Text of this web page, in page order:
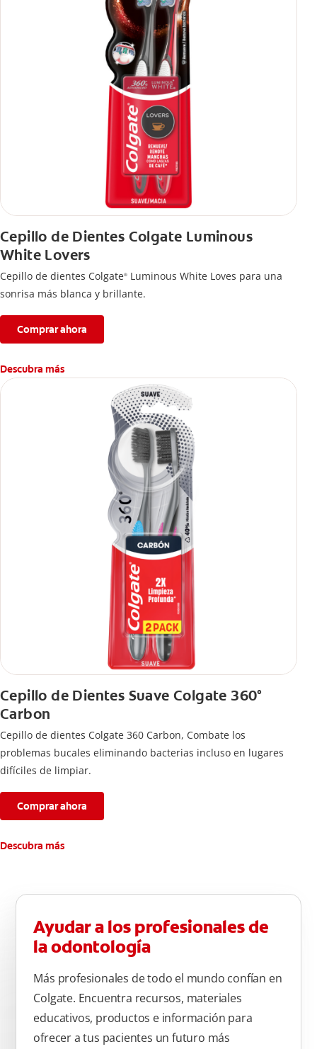
Cepillo de Dientes Colgate Luminous
White Lovers
Cepillo de dientes Colgate® Luminous White Loves para una
sonrisa más blanca y brillante.
Comprar ahora
Descubra más
Cepillo de Dientes Suave Colgate 360°
Carbon
Cepillo de dientes Colgate 360 ​​Carbon, Combate los
problemas bucales eliminando bacterias incluso en lugares
difíciles de limpiar.
Comprar ahora
Descubra más
Ayudar a los profesionales de
la odontología
Más profesionales de todo el mundo confían en
Colgate. Encuentra recursos, materiales
educativos, productos e información para
ofrecer a tus pacientes un futuro más